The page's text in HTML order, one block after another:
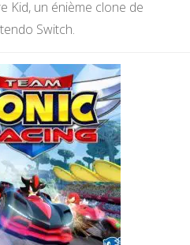
Kid, un énième clone de
Switch.